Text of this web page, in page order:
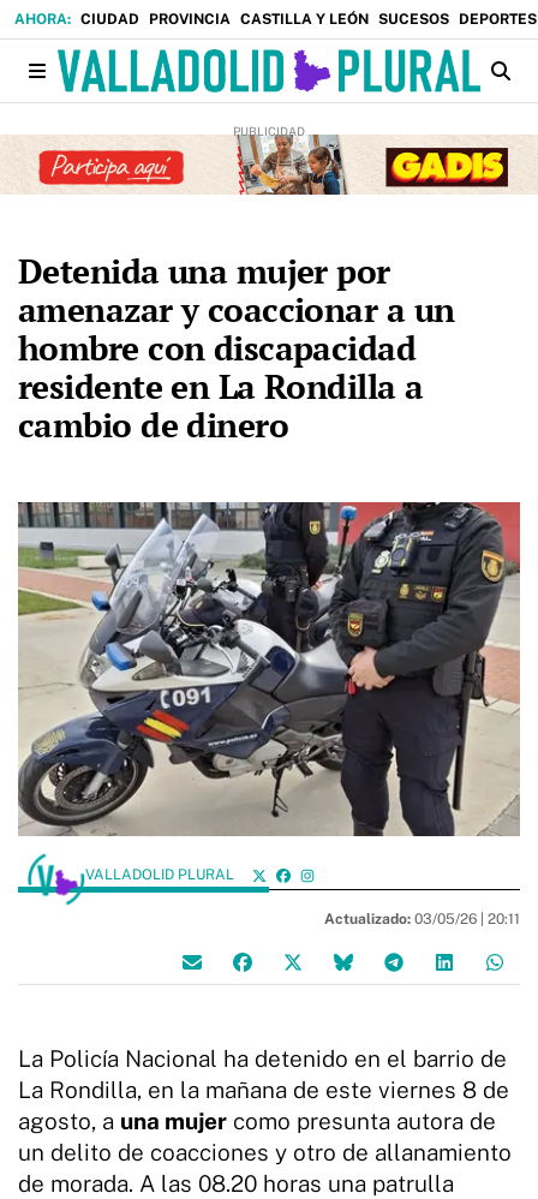
CIUDAD PROVINCIA CASTILLA Y LEÓN SUCESOS DEPORTES
Detenida una mujer por
amenazar y coaccionar a un
hombre con discapacidad
residente en La Rondilla a
cambio de dinero
VALLADOLID PLURAL
Actualizado: 03/05/26 | 20:11
La Policía Nacional ha detenido en el barrio de
La Rondilla, en la mañana de este viernes 8 de
agosto, a una mujer como presunta autora de
un delito de coacciones y otro de allanamiento
de morada. A las 08.20 horas una patrulla